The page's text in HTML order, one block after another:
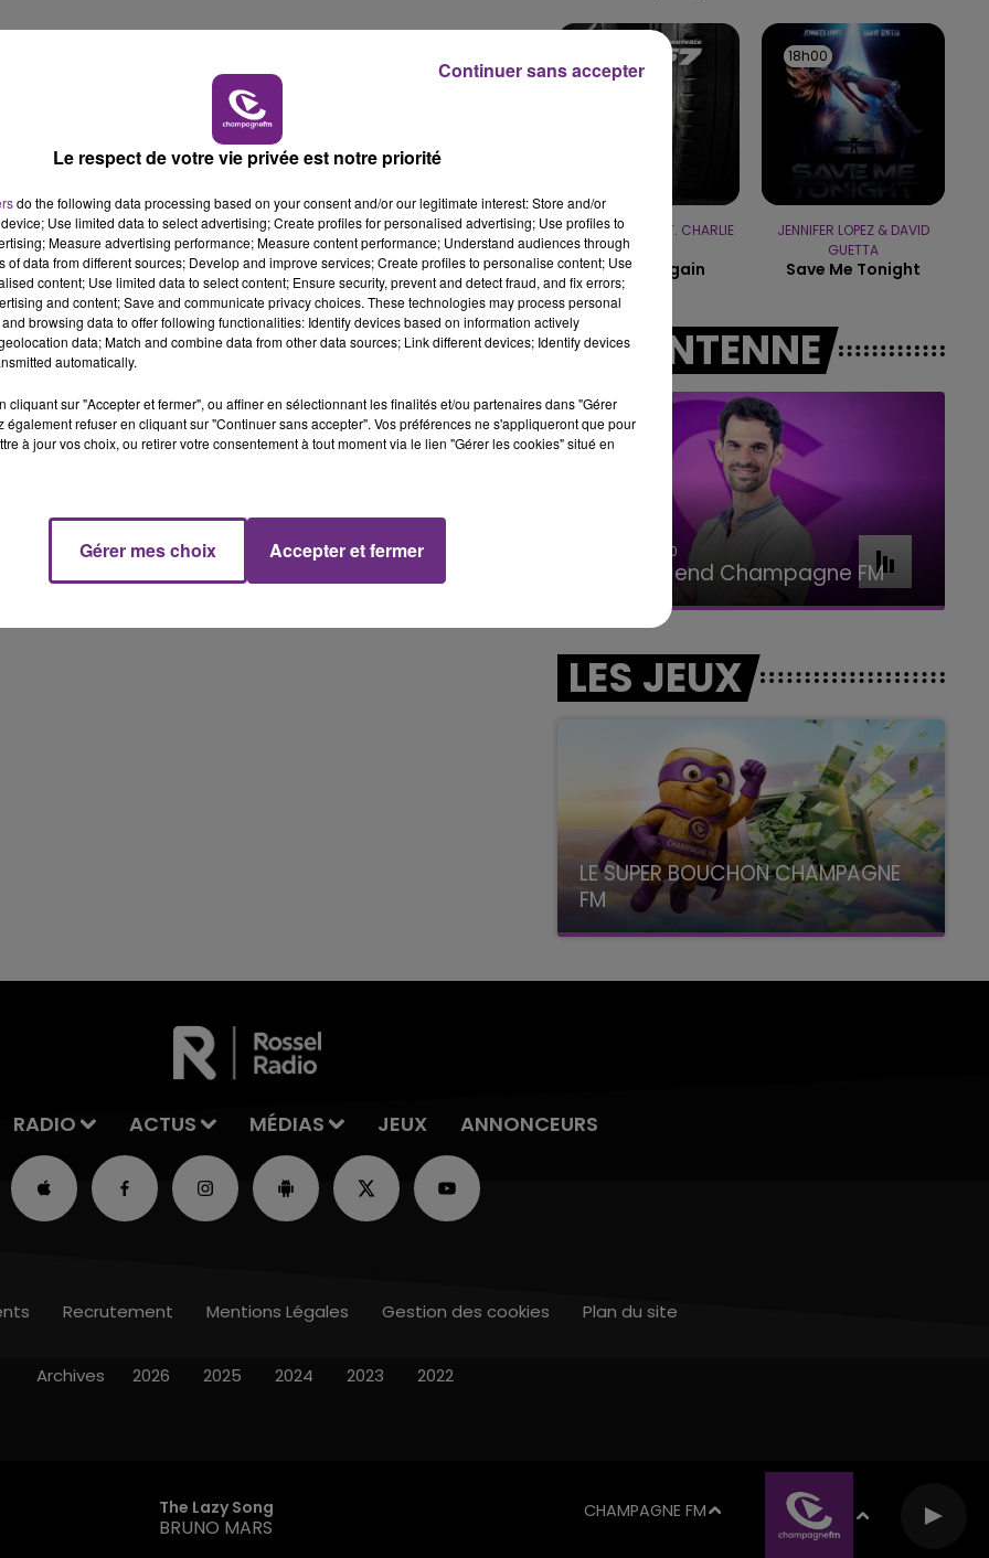
11h00 - 16h00
LE WEEK-END CHAMPAGNE FM
LE MAGASIN JOUÉCLUB DE REIMS FERME
SES PORTES
C'était l'une des institutions du centre-ville
rémois. Le magasin JouéClub est contraint de
fermer ses portes.
WIZ KHALIFA FEAT. CHARLIE
See You Again
18h00
18h00
JENNIFER LOPEZ & DAVID
GUETTA
Save Me Tonight
A L'ANTENNE
11h00 - 16h00
Le week-end Champagne FM
16h00 - 20h00
Le Week-end Champagne FM
LES JEUX
LE SUPER BOUCHON CHAMPAGNE
FM
avec La Famille Champagne FM, à 8H10
RADIO ACTUS MÉDIAS JEUX ANNONCEURS
The Lazy Song
BRUNO MARS
CHAMPAGNE FM
Recrutement Mentions Légales Gestion des cookies Plan du site
Archives 2026 2025 2024 2023 2022
Le respect de votre vie privée est notre priorité
do the following data processing based on your consent and/or our legitimate interest: Store and/or
Use limited data to select advertising; Create profiles for personalised advertising; Use profiles to
Measure advertising performance; Measure content performance; Understand audiences through
of data from different sources; Develop and improve services; Create profiles to personalise content; Use
content; Use limited data to select content; Ensure security, prevent and detect fraud, and fix errors;
and content; Save and communicate privacy choices. These technologies may process personal
browsing data to offer following functionalities: Identify devices based on information actively
data; Match and combine data from other data sources; Link different devices; Identify devices
automatically.
cliquant sur "Accepter et fermer", ou affiner en sélectionnant les finalités et/ou partenaires dans "Gérer
également refuser en cliquant sur "Continuer sans accepter". Vos préférences ne s'appliqueront que pour
à jour vos choix, ou retirer votre consentement à tout moment via le lien "Gérer les cookies" situé en
Gérer mes choix Accepter et fermer
Continuer sans accepter